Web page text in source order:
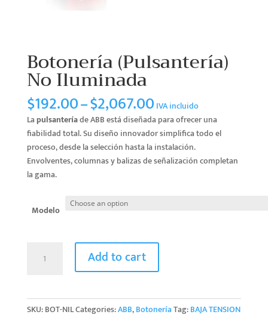
Botonería (Pulsantería)
No Iluminada
$192.00–$2,067.00Price
range:
$192.00
through
$2,067.00
IVA incluido
Lapulsanteríade ABB está diseñada para ofrecer una
fiabilidad total. Su diseño innovador simplifica todo el
proceso, desde la selección hasta la instalación.
Envolventes, columnas y balizas de señalización completan
la gama.
Modelo
(Pulsantería)
quantity
Add to cart
SKU:BOT-NILCategories:ABB,BotoneríaTag:BAJA TENSION